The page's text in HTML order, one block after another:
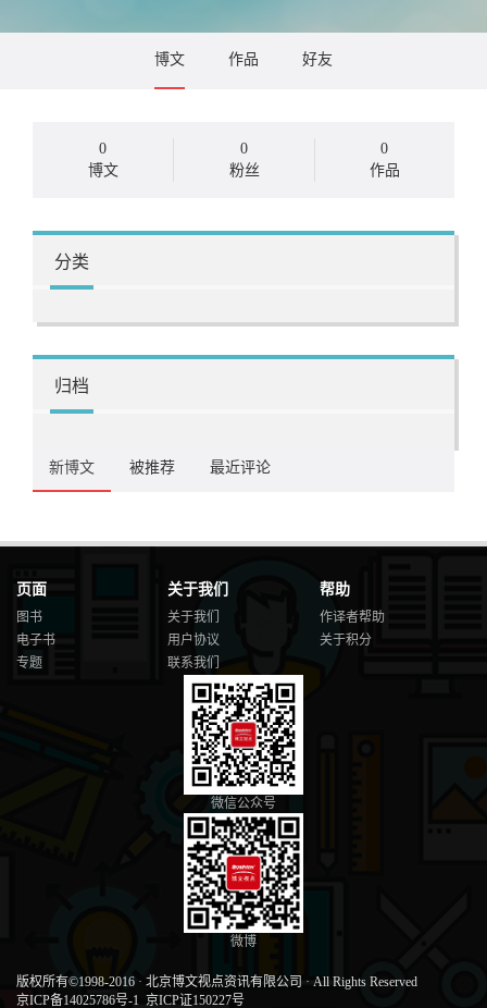
博文 作品 好友
0
博文
0
粉丝
0
作品
分类
归档
新博文 被推荐 最近评论
页面
图书
电子书
专题
关于我们
关于我们
用户协议
联系我们
帮助
作译者帮助
关于积分
微信公众号
微博
版权所有©1998-2016 · 北京博文视点资讯有限公司 · All Rights Reserved
京ICP备14025786号-1 京ICP证150227号